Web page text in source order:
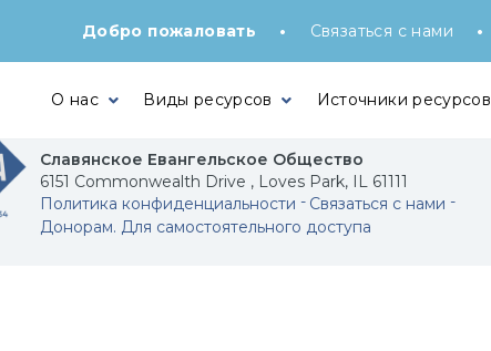
Добро пожаловать • Связаться с нами •
О нас Виды ресурсов Источники ресурсов
Славянское Евангельское Общество
6151 Commonwealth Drive , Loves Park, IL 61111
Политика конфиденциальности
Связаться с нами
Донорам. Для самостоятельного доступа